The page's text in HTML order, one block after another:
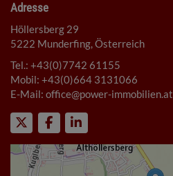
Adresse
Höllersberg 29
5222 Munderfing, Österreich
Tel.: +43(0)7742 61155
Mobil: +43(0)664 3131066
E-Mail: office@power-immobilien.at